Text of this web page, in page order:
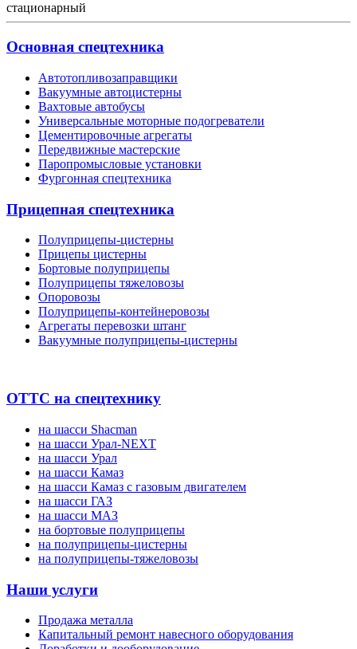
стационарный
Основная спецтехника
Автотопливозаправщики
Вакуумные автоцистерны
Вахтовые автобусы
Универсальные моторные подогреватели
Цементировочные агрегаты
Передвижные мастерские
Паропромысловые установки
Фургонная спецтехника
Прицепная спецтехника
Полуприцепы-цистерны
Прицепы цистерны
Бортовые полуприцепы
Полуприцепы тяжеловозы
Опоровозы
Полуприцепы-контейнеровозы
Агрегаты перевозки штанг
Вакуумные полуприцепы-цистерны
ОТТС на спецтехнику
на шасси Shacman
на шасси Урал-NEXT
на шасси Урал
на шасси Камаз
на шасси Камаз с газовым двигателем
на шасси ГАЗ
на шасси МАЗ
на бортовые полуприцепы
на полуприцепы-цистерны
на полуприцепы-тяжеловозы
Наши услуги
Продажа металла
Капитальный ремонт навесного оборудования